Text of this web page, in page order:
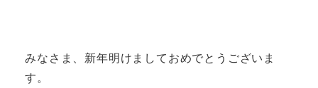
みなさま、新年明けましておめでとうございま
す。